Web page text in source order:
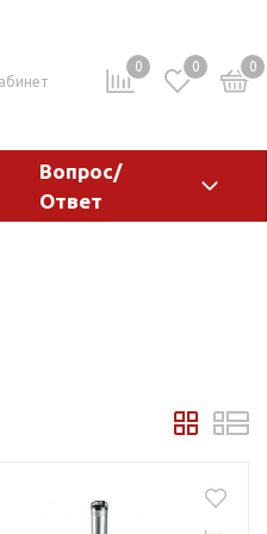
0 0 0
Вопрос/
Ответ